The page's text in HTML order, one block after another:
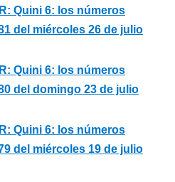
Quini 6: los números
del miércoles 26 de julio
Quini 6: los números
del domingo 23 de julio
Quini 6: los números
del miércoles 19 de julio